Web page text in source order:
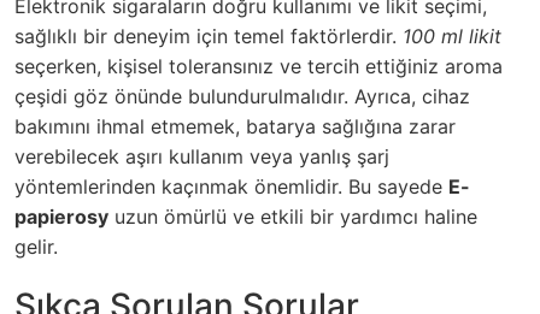
Elektronik sigaraların doğru kullanımı ve likit seçimi,
sağlıklı bir deneyim için temel faktörlerdir. 100 ml likit
seçerken, kişisel toleransınız ve tercih ettiğiniz aroma
çeşidi göz önünde bulundurulmalıdır. Ayrıca, cihaz
bakımını ihmal etmemek, batarya sağlığına zarar
verebilecek aşırı kullanım veya yanlış şarj
yöntemlerinden kaçınmak önemlidir. Bu sayede E-
papierosy uzun ömürlü ve etkili bir yardımcı haline
gelir.